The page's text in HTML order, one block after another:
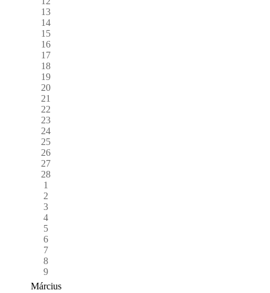
13
14
15
16
17
18
19
20
21
22
23
24
25
26
27
28
1
2
3
4
5
6
7
8
9
Március